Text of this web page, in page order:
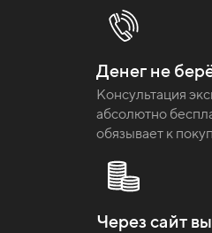
Денег не
Консультация
абсолютно
обязывает к
Через сайт